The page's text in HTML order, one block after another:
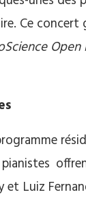
Ce
Open
et Luiz